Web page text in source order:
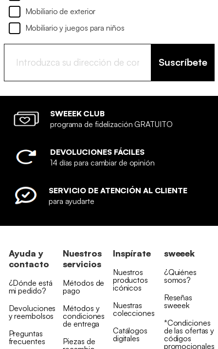
Mobiliario de exterior
Mobiliario y juegos para niños
Suscríbete
SWEEEK CLUB
programa de fidelización GRATUITO
DEVOLUCIONES FÁCILES
14 días para cambiar de opinión
SERVICIO DE ATENCIÓN AL CLIENTE
para ayudarte
Ayuda y
contacto
¿Dónde está
mi pedido?
Devoluciones
y reembolsos
Preguntas
frecuentes
Nuestros
servicios
Métodos de
pago
Métodos y
condiciones
de entrega
Piezas de
Inspírate
Nuestros
productos
icónicos
Nuestras
colecciones
Catálogos
digitales
sweeek
¿Quiénes
somos?
Reseñas
sweeek
*Condiciones
de las ofertas y
códigos
promocionales